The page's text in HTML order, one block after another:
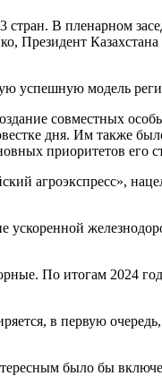
В пленарном
Президент
успешную модель
совместных
дня. Им также
приоритетов его
агроэкспресс»,
ускоренной
По итогам 2024
в первую
было бы